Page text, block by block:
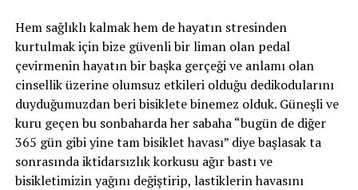
Hem sağlıklı kalmak hem de hayatın stresinden
kurtulmak için bize güvenli bir liman olan pedal
çevirmenin hayatın bir başka gerçeği ve anlamı olan
cinsellik üzerine olumsuz etkileri olduğu dedikodularını
duyduğumuzdan beri bisiklete binemez olduk. Güneşli ve
kuru geçen bu sonbaharda her sabaha “bugün de diğer
365 gün gibi yine tam bisiklet havası” diye başlasak ta
sonrasında iktidarsızlık korkusu ağır bastı ve
bisikletimizin yağını değiştirip, lastiklerin havasını